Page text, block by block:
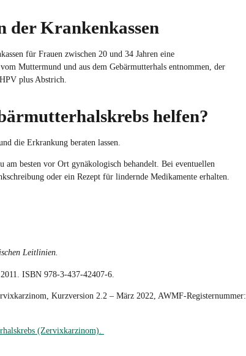
der Krankenkassen
für Frauen zwischen 20 und 34 Jahren eine
vom Muttermund und aus dem Gebärmutterhals entnommen , der
plus Abstrich
helfen?
die Erkrankung beraten lassen.
am besten vor Ort gynäkologisch behandelt. Bei eventuellen
oder ein Rezept für lindernde Medikamente erhalten.
Leitlinien.
ISBN 978-3-437-42407-6.
Kurzversion 2.2 – März 2022, AWMF-Registernummer:
(Zervixkarzinom).